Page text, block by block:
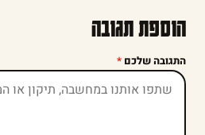
הוספת תגובה
התגובה שלכם *